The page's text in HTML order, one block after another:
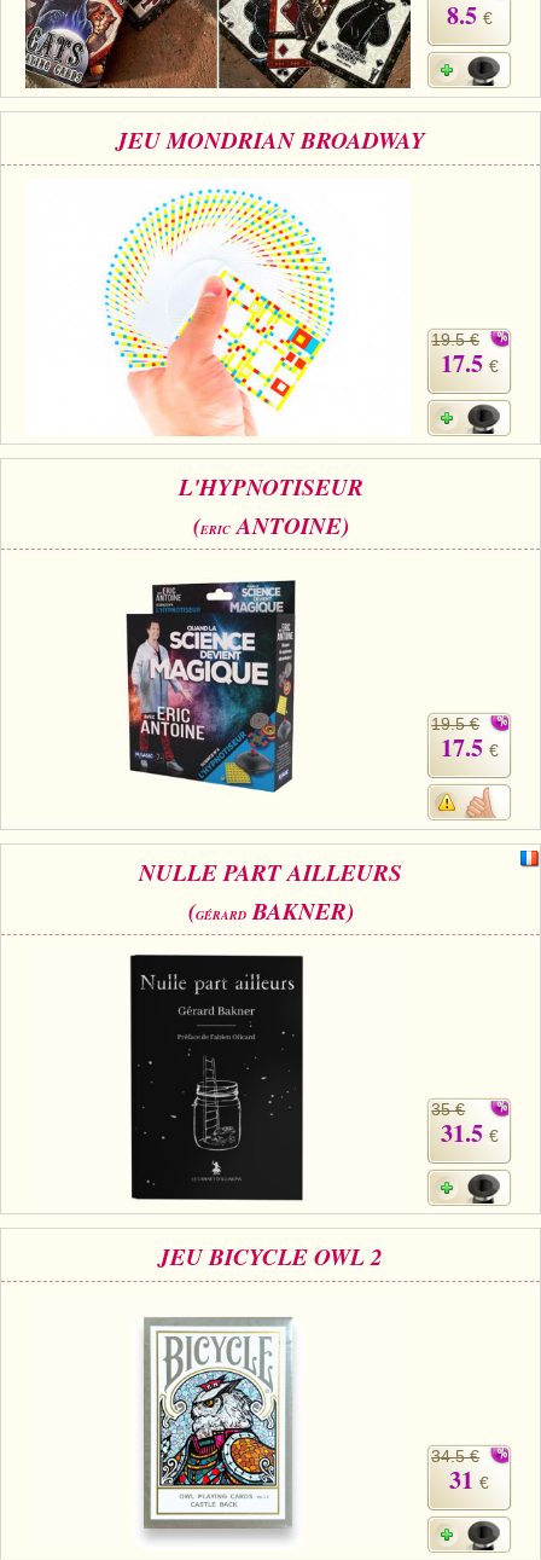
8.5 €
JEU MONDRIAN BROADWAY
19.5 €
17.5 €
L'HYPNOTISEUR
(ERICANTOINE)
19.5 €
17.5 €
NULLE PART AILLEURS
(GÉRARDBAKNER)
35 €
31.5 €
JEU BICYCLE OWL 2
34.5 €
31 €